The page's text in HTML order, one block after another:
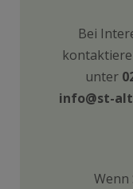
Bei
unter
info@st-
Wenn